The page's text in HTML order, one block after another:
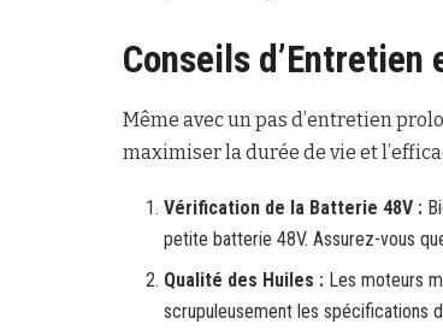
Conseils
Même avec un pas d’entretien
maximiser la durée de vie et
Vérification de la Batterie 48V :
petite batterie 48V. Assurez-vous
Qualité des Huiles : Les moteurs
scrupuleusement les spécifications